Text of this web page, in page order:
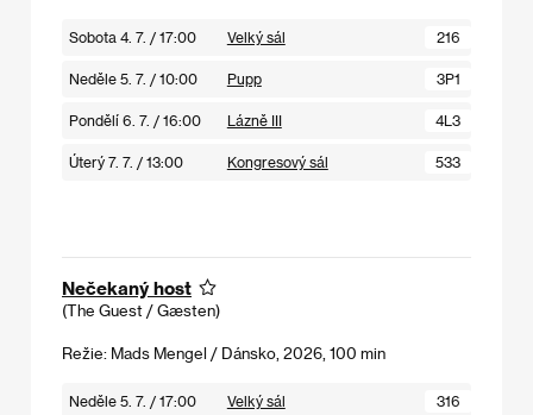
Sobota 4. 7. / 17:00 Velký sál 216
Neděle 5. 7. / 10:00 Pupp 3P1
Pondělí 6. 7. / 16:00 Lázně III 4L3
Úterý 7. 7. / 13:00 Kongresový sál 533
Nečekaný host
(The Guest / Gæsten)
Režie: Mads Mengel / Dánsko, 2026, 100 min
Neděle 5. 7. / 17:00 Velký sál 316